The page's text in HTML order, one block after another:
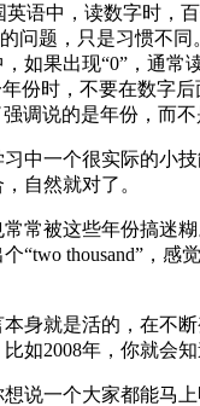
英语中，读数字时，
问题，只是习惯不同
如果出现“0”，通常
份时，不要在数字后
强调说的是年份，而
中一个很实际的小
自然就对了。
常被这些年份搞迷糊
“two thousand”，
身就是活的，在不
如2008年，你就会知
说一个大家都能马